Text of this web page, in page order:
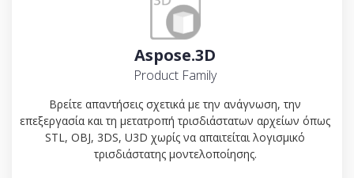
Aspose.3D
Product Family
Βρείτε απαντήσεις σχετικά με την ανάγνωση, την
επεξεργασία και τη μετατροπή τρισδιάστατων αρχείων όπως
STL, OBJ, 3DS, U3D χωρίς να απαιτείται λογισμικό
τρισδιάστατης μοντελοποίησης.